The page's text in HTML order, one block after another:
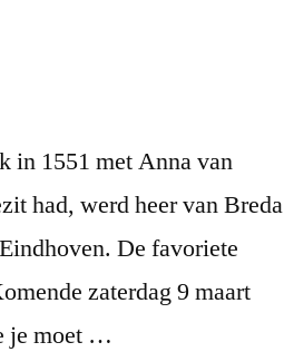
in 1551 met Anna van
had, werd heer van Breda
De favoriete
zaterdag 9 maart
je moet …